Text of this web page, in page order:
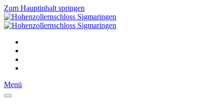
Zum Hauptinhalt springen
Menü